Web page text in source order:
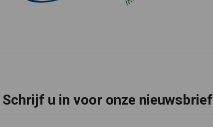
Schrijf u in voor onze nieuwsbrief